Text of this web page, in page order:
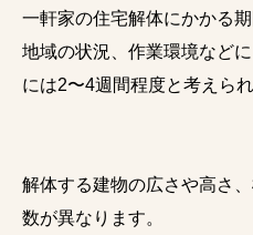
一軒家の住宅解体にかかる
地域の状況、作業環境など
には2〜4週間程度と考えられ
解体する建物の広さや高さ
数が異なります。